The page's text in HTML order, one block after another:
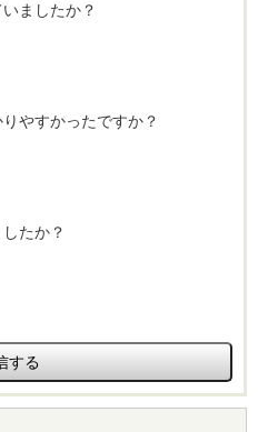
ましたか？
やすかったですか？
たか？